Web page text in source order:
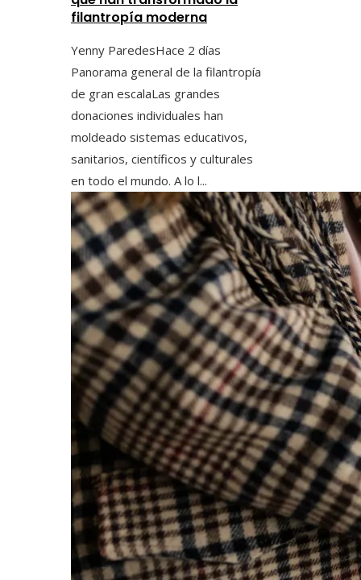
filantropía moderna
Yenny ParedesHace 2 días
Panorama general de la filantropía
de gran escalaLas grandes
donaciones individuales han
moldeado sistemas educativos,
sanitarios, científicos y culturales
en todo el mundo. A lo l...